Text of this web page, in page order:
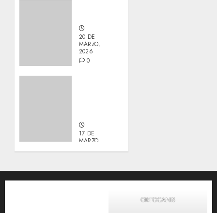
20 DE
MARZO,
2026
0
17 DE
MARZO,
ORTOCANIS